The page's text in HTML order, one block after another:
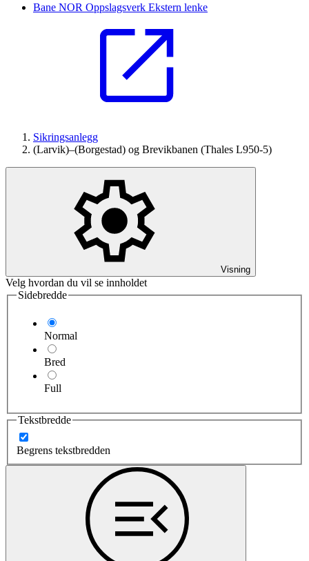
Bane NOR Oppslagsverk Ekstern lenke
Sikringsanlegg
(Larvik)–(Borgestad) og Brevikbanen (Thales L950-5)
Visning
Velg hvordan du vil se innholdet
Sidebredde
Normal
Bred
Full
Tekstbredde
Begrens tekstbredden